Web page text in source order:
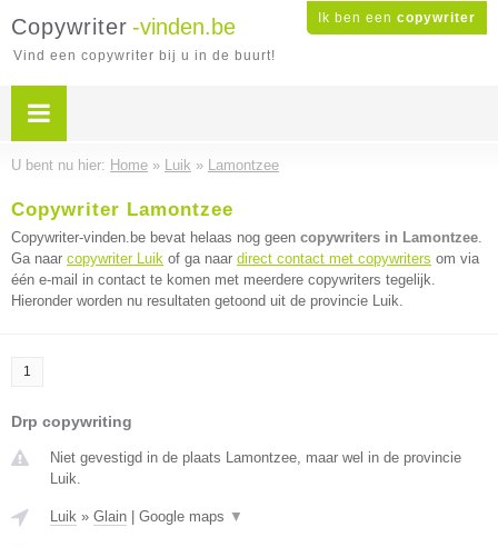
Ik ben een copywriter
Copywriter -vinden.be
Vind een copywriter bij u in de buurt!
U bent nu hier: Home » Luik » Lamontzee
Copywriter Lamontzee
Copywriter-vinden.be bevat helaas nog geen copywriters in Lamontzee.
Ga naar copywriter Luik of ga naar direct contact met copywriters om via
één e-mail in contact te komen met meerdere copywriters tegelijk.
Hieronder worden nu resultaten getoond uit de provincie Luik.
1
Drp copywriting
Niet gevestigd in de plaats Lamontzee, maar wel in de provincie
Luik.
Luik » Glain Google maps ▼